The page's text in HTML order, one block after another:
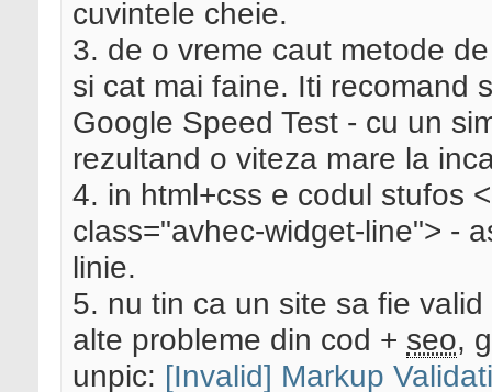
cuvintele cheie.
3. de o vreme caut metode
si cat mai faine. Iti recomand
Google Speed Test - cu un
rezultand o viteza mare la
4. in html+css e codul stufos
class="avhec-widget-line"> -
linie.
5. nu tin ca un site sa fie
alte probleme din cod + seo,
unpic: [Invalid] Markup